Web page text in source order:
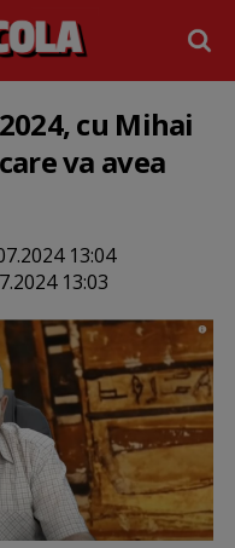
cu Mihai
va avea
13:04
13:03